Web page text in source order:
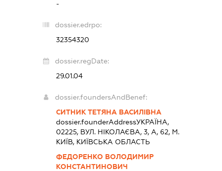
-
dossier.edrpo:
32354320
dossier.regDate:
29.01.04
dossier.foundersAndBenef:
СИТНИК ТЕТЯНА ВАСИЛІВНА
dossier.founderAddressУКРАЇНА,
02225, ВУЛ. НІКОЛАЄВА, 3, А, 62, М.
КИЇВ, КИЇВСЬКА ОБЛАСТЬ
ФЕДОРЕНКО ВОЛОДИМИР
КОНСТАНТИНОВИЧ